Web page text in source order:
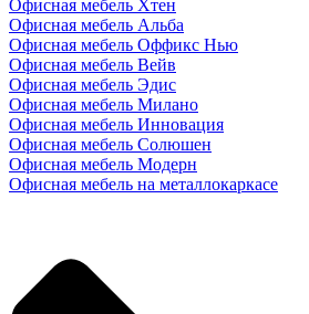
Офисная мебель Хтен
Офисная мебель Альба
Офисная мебель Оффикс Нью
Офисная мебель Вейв
Офисная мебель Эдис
Офисная мебель Милано
Офисная мебель Инновация
Офисная мебель Солюшен
Офисная мебель Модерн
Офисная мебель на металлокаркасе